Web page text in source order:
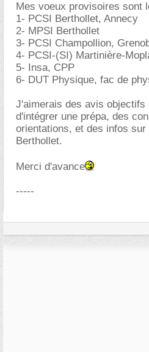
Mes voeux provisoires sont
1- PCSI Berthollet, Annecy
2- MPSI Berthollet
3- PCSI Champollion,
4- PCSI-(SI) Martinière-
5- Insa, CPP
6- DUT Physique, fac de
J'aimerais des avis objectifs
d'intégrer une prépa, des
orientations, et des infos
Berthollet.
Merci d'avance
-----